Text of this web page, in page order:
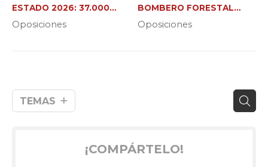
TEMAS
ESTADO 2026: 37.000
NUEVAS PLAZAS
Oposiciones
BOMBERO FORESTAL
XUNTA (C2 Y JEFE DE
BRIGADA)
Oposiciones
¡COMPÁRTELO!